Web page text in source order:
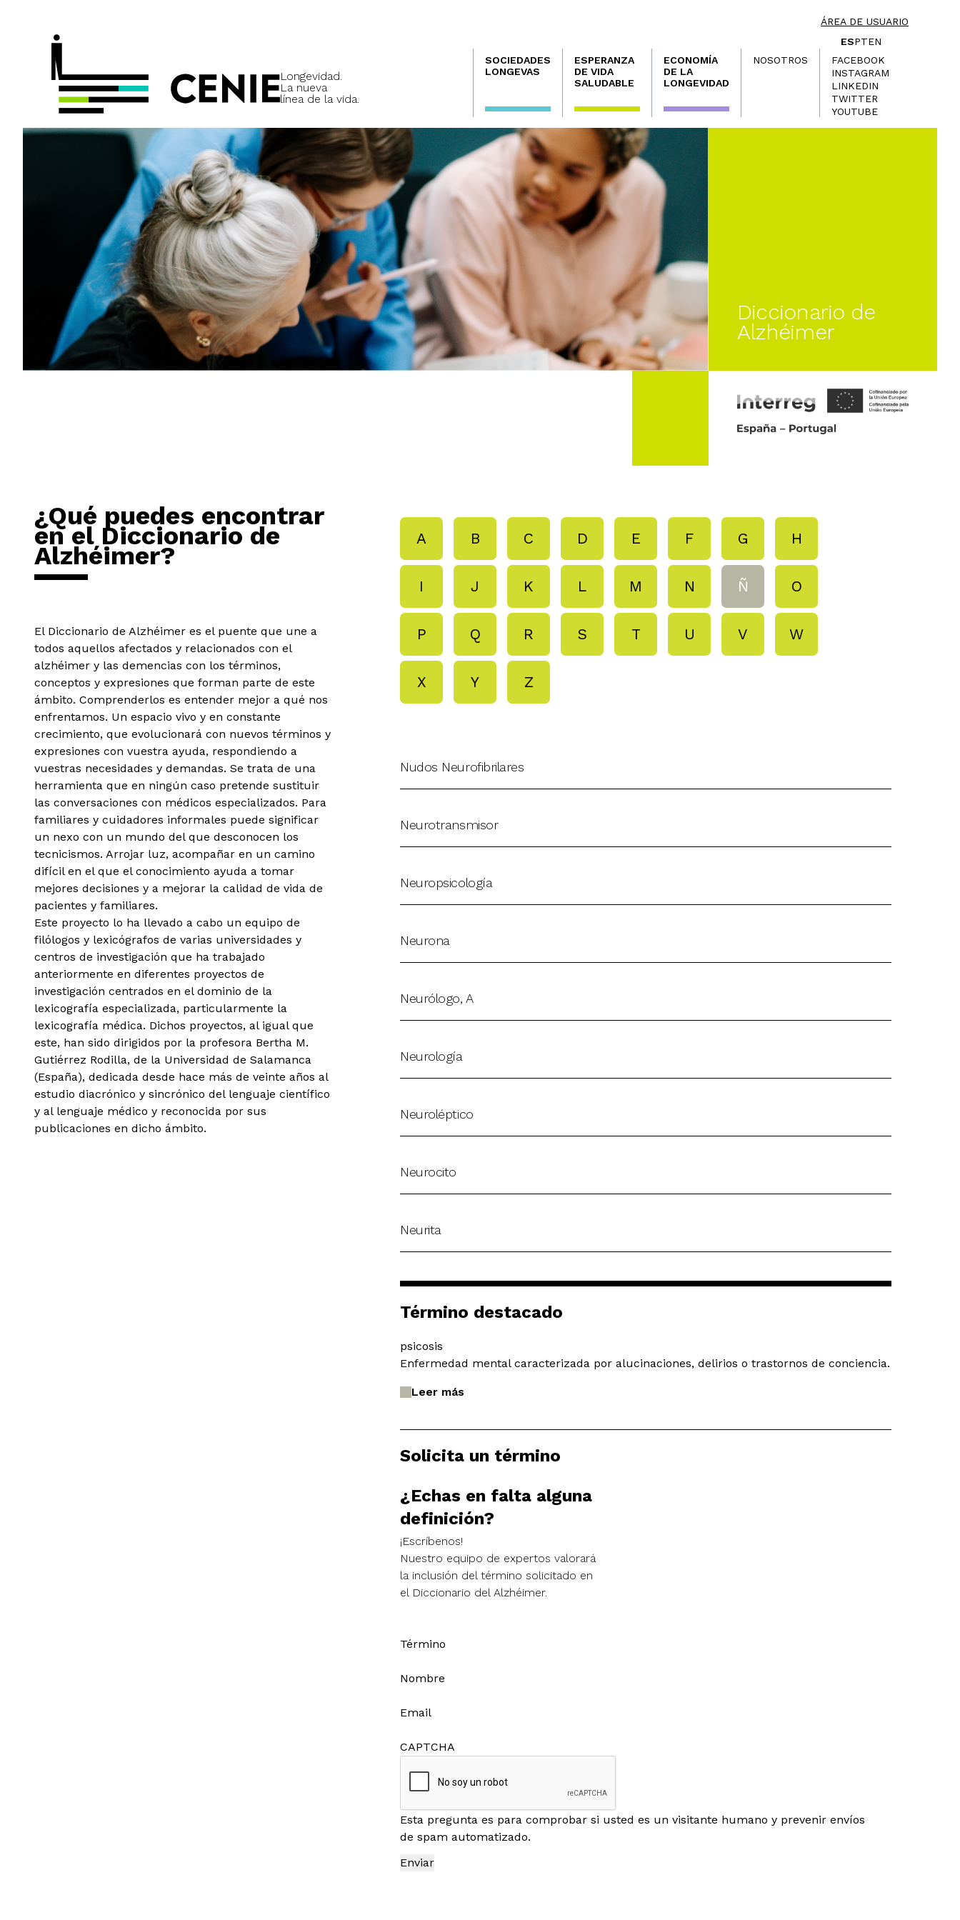
ÁREA DE USUARIO
Longevidad.
La nueva
línea de la vida.
ESPTEN
Navegación
principal
SOCIEDADES
LONGEVAS
ESPERANZA
DE VIDA
SALUDABLE
ECONOMÍA
DE LA
LONGEVIDAD
NOSOTROS
FACEBOOK
INSTAGRAM
LINKEDIN
TWITTER
YOUTUBE
Diccionario de
Alzhéimer
¿Qué puedes encontrar
en el Diccionario de
Alzhéimer?
El Diccionario de Alzhéimer es el puente que une a
todos aquellos afectados y relacionados con el
alzhéimer y las demencias con los términos,
conceptos y expresiones que forman parte de este
ámbito. Comprenderlos es entender mejor a qué nos
enfrentamos. Un espacio vivo y en constante
crecimiento, que evolucionará con nuevos términos y
expresiones con vuestra ayuda, respondiendo a
vuestras necesidades y demandas. Se trata de una
herramienta que en ningún caso pretende sustituir
las conversaciones con médicos especializados. Para
familiares y cuidadores informales puede significar
un nexo con un mundo del que desconocen los
tecnicismos. Arrojar luz, acompañar en un camino
difícil en el que el conocimiento ayuda a tomar
mejores decisiones y a mejorar la calidad de vida de
pacientes y familiares.
Este proyecto lo ha llevado a cabo un equipo de
filólogos y lexicógrafos de varias universidades y
centros de investigación que ha trabajado
anteriormente en diferentes proyectos de
investigación centrados en el dominio de la
lexicografía especializada, particularmente la
lexicografía médica. Dichos proyectos, al igual que
este, han sido dirigidos por la profesora Bertha M.
Gutiérrez Rodilla, de la Universidad de Salamanca
(España), dedicada desde hace más de veinte años al
estudio diacrónico y sincrónico del lenguaje científico
y al lenguaje médico y reconocida por sus
publicaciones en dicho ámbito.
A B C D E F G H
I J K L M N Ñ O
P Q R S T U V W
X Y Z
Nudos Neurofibrilares
Neurotransmisor
Neuropsicología
Neurona
Neurólogo, A
Neurología
Neuroléptico
Neurocito
Neurita
Término destacado
psicosis
Enfermedad mental caracterizada por alucinaciones, delirios o trastornos de conciencia.
Leer más
Solicita un término
¿Echas en falta alguna
definición?
¡Escríbenos!
Nuestro equipo de expertos valorará
la inclusión del término solicitado en
el Diccionario del Alzhéimer.
Término
Nombre
Email
CAPTCHA
Esta pregunta es para comprobar si usted es un visitante humano y prevenir envíos
de spam automatizado.